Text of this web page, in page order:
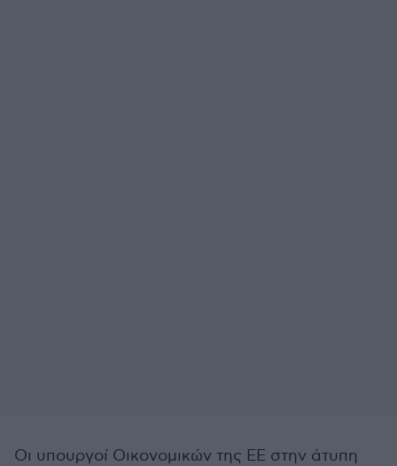
Οι υπουργοί Οικονομικών της ΕΕ στην άτυπη